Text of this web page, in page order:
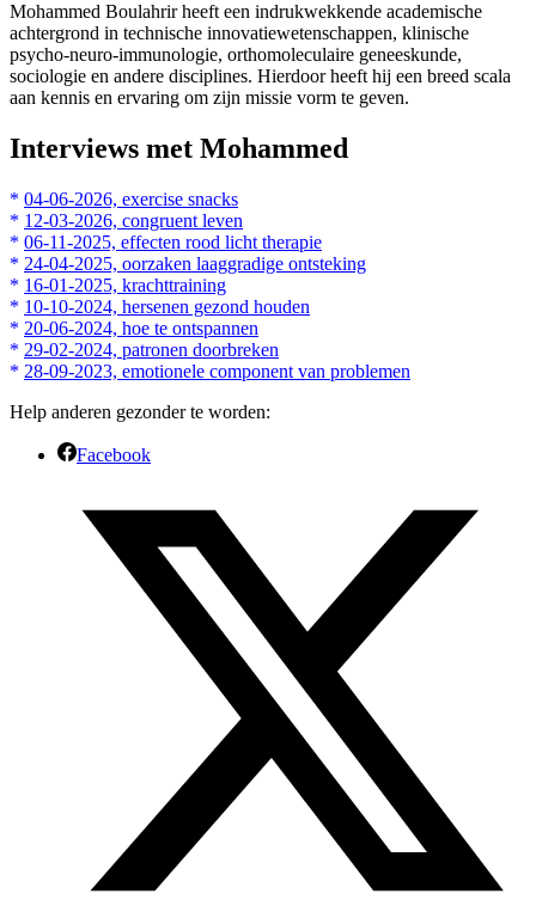
Mohammed Boulahrir heeft een indrukwekkende academische
achtergrond in technische innovatiewetenschappen, klinische
psycho-neuro-immunologie, orthomoleculaire geneeskunde,
sociologie en andere disciplines. Hierdoor heeft hij een breed scala
aan kennis en ervaring om zijn missie vorm te geven.
Interviews met Mohammed
* 04-06-2026, exercise snacks
* 12-03-2026, congruent leven
* 06-11-2025, effecten rood licht therapie
* 24-04-2025, oorzaken laaggradige ontsteking
* 16-01-2025, krachttraining
* 10-10-2024, hersenen gezond houden
* 20-06-2024, hoe te ontspannen
* 29-02-2024, patronen doorbreken
* 28-09-2023, emotionele component van problemen
Help anderen gezonder te worden:
Facebook